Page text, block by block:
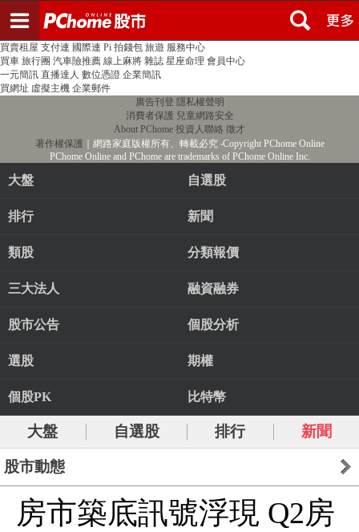
PChome首頁 線上購物 24h購物 書店
買賣租屋 支付連 國際連 Pi 拍錢包 旅遊 服務中心
買車 旅行團 汽車險推薦 線上麻將 雜誌 星座命理 會員中心
一元簡訊 直播達人 數位憑證 企業簡訊
買網址 虛擬主機 企業郵件
廣告刊登 隱私權聲明
消費者保護 兒童網路安全
About PChome 投資人聯絡 徵才
著作權保護 ｜網路家庭版權所有、轉載必究‧Copyright PChome Online
PChome Online and PChome are trademarks of PChome Online Inc.
大盤 自選股
排行 新聞
類股 分類報價
三大法人 融資融券
股市公告 個股分析
選股 期權
個股PK 比特幣
大盤 自選股 排行 新聞
股市動態
房市築底訊號浮現 Q2房